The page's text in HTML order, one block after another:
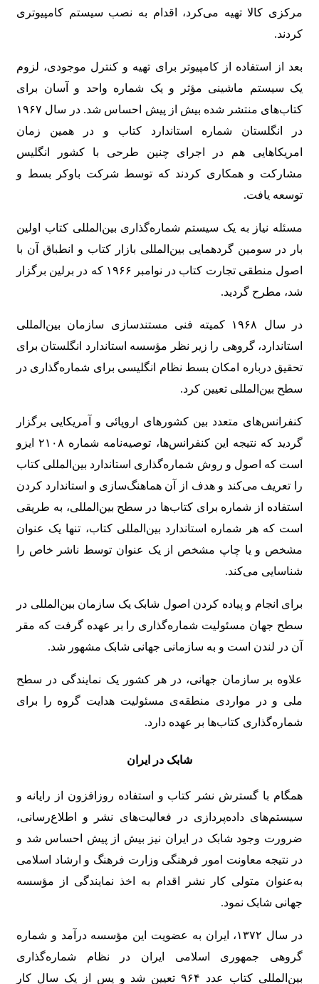
مرکزی کالا تهیه می‌کرد، اقدام به نصب سیستم کامپیوتری
کردند.
بعد از استفاده از کامپیوتر برای تهیه و کنترل موجودی، لزوم
یک سیستم ماشینی مؤثر و یک شماره واحد و آسان برای
کتاب‌های منتشر شده بیش از پیش احساس شد. در سال ۱۹۶۷
در انگلستان شماره استاندارد کتاب و در همین زمان
امریکاهایی هم در اجرای چنین طرحی با کشور انگلیس
مشارکت و همکاری کردند که توسط شرکت باوکر بسط و
توسعه یافت.
مسئله نیاز به یک سیستم شماره‌گذاری بین‌المللی کتاب اولین
بار در سومین گردهمایی بین‌المللی بازار کتاب و انطباق آن با
اصول منطقی تجارت کتاب در نوامبر ۱۹۶۶ که در برلین برگزار
شد، مطرح گردید.
در سال ۱۹۶۸ کمیته فنی مستندسازی سازمان بین‌المللی
استاندارد، گروهی را زیر نظر مؤسسه استاندارد انگلستان برای
تحقیق درباره امکان بسط نظام انگلیسی برای شماره‌گذاری در
سطح بین‌المللی تعیین کرد.
کنفرانس‌های متعدد بین کشورهای اروپائی و آمریکایی برگزار
گردید که نتیجه این کنفرانس‌ها، توصیه‌نامه شماره ۲۱۰۸ ایزو
است که اصول و روش شماره‌گذاری استاندارد بین‌المللی کتاب
را تعریف می‌کند و هدف از آن هماهنگ‌سازی و استاندارد کردن
استفاده از شماره برای کتاب‌ها در سطح بین‌المللی، به طریقی
است که هر شماره استاندارد بین‌المللی کتاب، تنها یک عنوان
مشخص و یا چاپ مشخص از یک عنوان توسط ناشر خاص را
شناسایی می‌کند.
برای انجام و پیاده کردن اصول شابک یک سازمان بین‌المللی در
سطح جهان مسئولیت شماره‌گذاری را بر عهده گرفت که مقر
آن در لندن است و به سازمانی جهانی شابک مشهور شد.
علاوه بر سازمان جهانی، در هر کشور یک نمایندگی در سطح
ملی و در مواردی منطقه‌ی مسئولیت هدایت گروه را برای
شماره‌گذاری کتاب‌ها بر عهده دارد.
شابک در ایران
همگام با گسترش نشر کتاب و استفاده روزافزون از رایانه و
سیستم‌های داده‌پردازی در فعالیت‌های نشر و اطلاع‌رسانی،
ضرورت وجود شابک در ایران نیز بیش از پیش احساس شد و
در نتیجه معاونت امور فرهنگی وزارت فرهنگ و ارشاد اسلامی
به‌عنوان متولی کار نشر اقدام به اخذ نمایندگی از مؤسسه
جهانی شابک نمود.
در سال ۱۳۷۲، ایران به عضویت این مؤسسه درآمد و شماره
گروهی جمهوری اسلامی ایران در نظام شماره‌گذاری
بین‌المللی کتاب عدد ۹۶۴ تعیین شد و پس از یک سال کار